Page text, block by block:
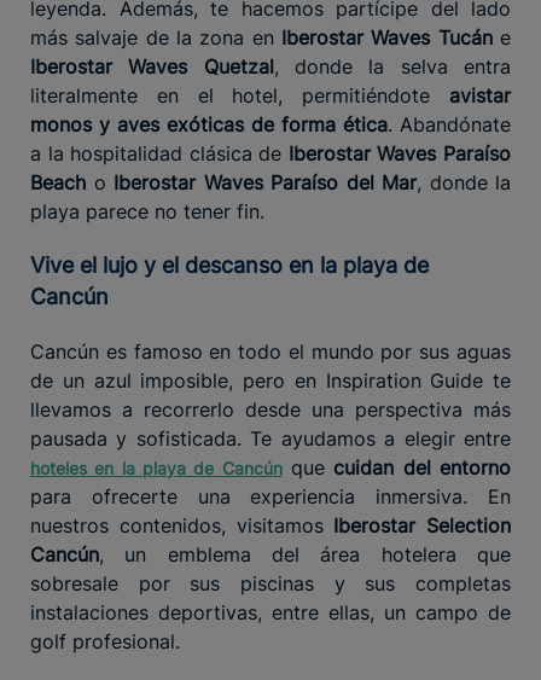
leyenda. Además, te hacemos partícipe del lado
más salvaje de la zona en Iberostar Waves Tucáne
Iberostar Waves Quetzal, donde la selva entra
literalmente en el hotel, permitiéndote avistar
monos y aves exóticas de forma ética. Abandónate
a la hospitalidad clásica de Iberostar Waves Paraíso
Beach o Iberostar Waves Paraíso del Mar, donde la
playa parece no tener fin.
Vive el lujo y el descanso en la playa de
Cancún
Cancún es famoso en todo el mundo por sus aguas
de un azul imposible, pero en Inspiration Guide te
llevamos a recorrerlo desde una perspectiva más
pausada y sofisticada. Te ayudamos a elegir entre
hoteles en la playa de Cancúnque cuidan del entorno
para ofrecerte una experiencia inmersiva. En
nuestros contenidos, visitamos Iberostar Selection
Cancún, un emblema del área hotelera que
sobresale por sus piscinas y sus completas
instalaciones deportivas, entre ellas, un campo de
golf profesional.